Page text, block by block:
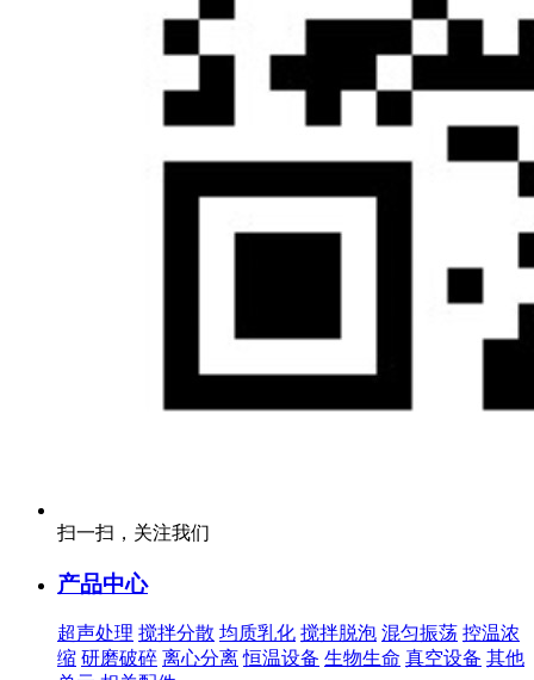
扫一扫，关注我们
产品中心
超声处理 搅拌分散 均质乳化 搅拌脱泡 混匀振荡 控温浓
缩 研磨破碎 离心分离 恒温设备 生物生命 真空设备 其他